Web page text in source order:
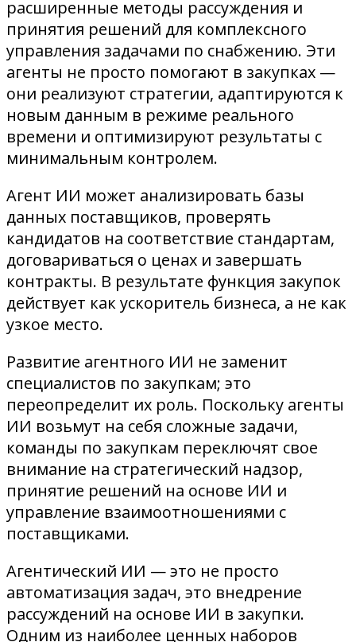
расширенные методы рассуждения и
принятия решений для комплексного
управления задачами по снабжению. Эти
агенты не просто помогают в закупках —
они реализуют стратегии, адаптируются к
новым данным в режиме реального
времени и оптимизируют результаты с
минимальным контролем.
Агент ИИ может анализировать базы
данных поставщиков, проверять
кандидатов на соответствие стандартам,
договариваться о ценах и завершать
контракты. В результате функция закупок
действует как ускоритель бизнеса, а не как
узкое место.
Развитие агентного ИИ не заменит
специалистов по закупкам; это
переопределит их роль. Поскольку агенты
ИИ возьмут на себя сложные задачи,
команды по закупкам переключят свое
внимание на стратегический надзор,
принятие решений на основе ИИ и
управление взаимоотношениями с
поставщиками.
Агентический ИИ — это не просто
автоматизация задач, это внедрение
рассуждений на основе ИИ в закупки.
Одним из наиболее ценных наборов